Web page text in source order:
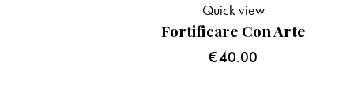
Fortificare Con Arte
€40.00
Quick view